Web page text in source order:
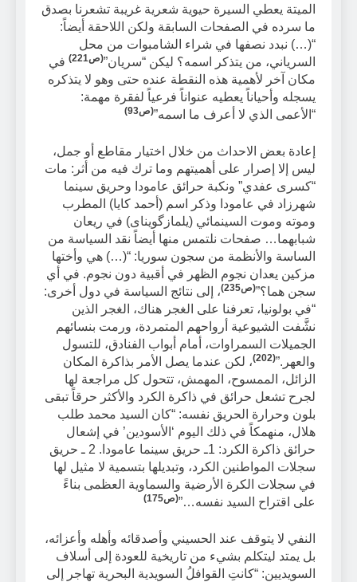
الميتة يعطي السيرة حيوية شعرية غريبة تشعرنا بصدق
ما سرده في الصفحات السابقة ولكن اللاحقة أيضاً:
“(…) نبدد نصفها في شراء الشامبوات من محل
السرياني، من يتذكر اسمه؟ ليكن “سريان”(ص221)
في
مكان آخر لأهمية هذه النقطة عنده حتى وهو لا يتذكره
يسجله وأحياناً يعطيه عنواناً فرعياً لفقرة مهمة:
“الأعمى الذي لا أعرف ما اسمه”(ص93)
إعادة بعض الاحداث من خلال اختيار مقاطع أو جمل،
ليس إلا إصرار على أهميتهم وما ترك فيه من أثر: مات
“كسرى عفدي” ونكبة حرائق عامودا وحريق سينما
شهرزاد في عامودا وذكر اسم (أحمد كايا) المطرب
وموته وموت السينمائي (يلمازگوینای) في ريعان
شبابهما… صفحات نلتمس منها أيضاً نقد السياسة من
الساسة والأنظمة من سجون سوريا: “(…) هي وأختها
مزكين يعدان نجوم الظهر في أقبية دون نجوم. في أي
سجن هما؟”(ص235)
، إلى نتائج السياسة في دول أخرى:
“في بولونيا، تعرفنا على الغجر هناك، الغجر الذين
نشَّفت الشيوعية أرواحهم المتمردة، ورمت بنسائهم
الجميلات السمراوات، أمام أبواب الفنادق، للتسول
والعهر.”(202)
، لكن عندما يصل الأمر بذاكرة المكان
الزائل، الممسوح، المهمش، تتحول كل مراجعة لها
لجرح تشعل حرائق في ذاكرة الكرد والأكثر حرقاً تبقى
بلون وحرارة الحريق نفسه: “كان السيد محمد طلب
هلال، منهمكاً في ذلك اليوم ‘الأسودين’ في إشعال
حرائق ذاكرة الكرد: 1ـ حريق سينما عامودا. 2 ـ حريق
سجلات المواطنين الكرد، وتبديلها بتسمية لا مثيل لها
في سجلات الكرة الأرضية والسماوية العظمى بناءً
على اقتراح السيد نفسه…”(ص175)
النفي لا يتوقف عند الحسيني وأصدقائه وأهله وأعزائه،
بل يمتد ليتكلم بشيء من تاريخية للعودة إلى أسلاف
السويديين: “كانتِ القوافلُ السويدية البحرية تهاجر إلى